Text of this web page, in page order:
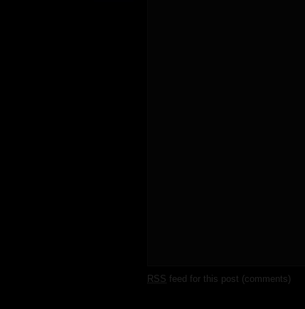
RSS feed for this post (comments)